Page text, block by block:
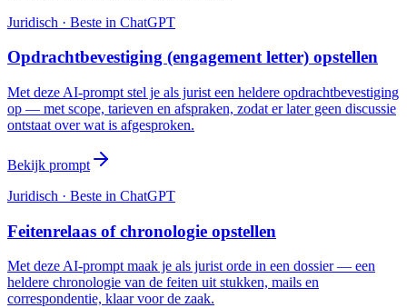
Juridisch · Beste in ChatGPT
Opdrachtbevestiging (engagement letter) opstellen
Met deze AI-prompt stel je als jurist een heldere opdrachtbevestiging
op — met scope, tarieven en afspraken, zodat er later geen discussie
ontstaat over wat is afgesproken.
Bekijk prompt
Juridisch · Beste in ChatGPT
Feitenrelaas of chronologie opstellen
Met deze AI-prompt maak je als jurist orde in een dossier — een
heldere chronologie van de feiten uit stukken, mails en
correspondentie, klaar voor de zaak.